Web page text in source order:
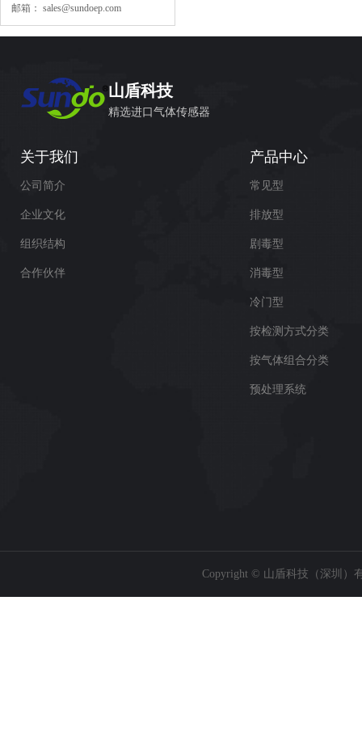
邮箱： sales@sundoep.com
山盾科技
精选进口气体传感器
关于我们
公司简介
企业文化
组织结构
合作伙伴
产品中心
常见型
排放型
剧毒型
消毒型
冷门型
按检测方式分类
按气体组合分类
预处理系统
Copyright © 山盾科技（深圳）